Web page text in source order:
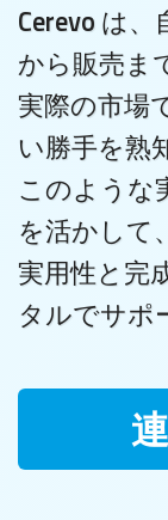
Cerevo は
から販売ま
実際の市場
い勝手を熟
このような
を活かして、
実用性と完
タルでサポ